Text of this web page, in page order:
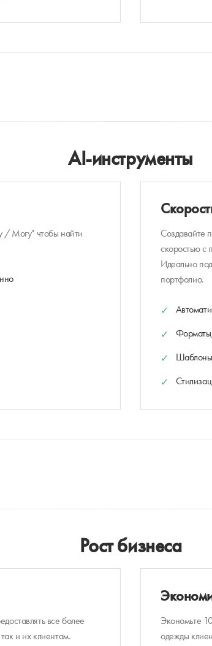
AI-инструменты
/ Могу" чтобы найти
Создавайте
скоростью с
Идеально
портфолио.
Форматы,
Шаблоны
Рост бизнеса
все более
и их клиентам.
Экономьте
одежды